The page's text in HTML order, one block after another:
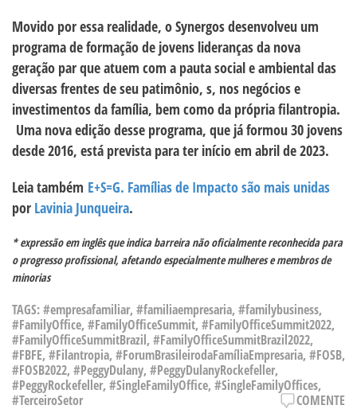
Movido por essa realidade, o Synergos desenvolveu um
programa de formação de jovens lideranças da nova
geração par que atuem com a pauta social e ambiental das
diversas frentes de seu patimônio, s, nos negócios e
investimentos da família, bem como da própria filantropia.
Uma nova edição desse programa, que já formou 30 jovens
desde 2016, está prevista para ter início em abril de 2023.
Leia também E+S=G. Famílias de Impacto são mais unidas
por Lavinia Junqueira.
* expressão em inglês que indica barreira não oficialmente reconhecida para
o progresso profissional, afetando especialmente mulheres e membros de
minorias
TAGS:#empresafamiliar,#familiaempresaria,#familybusiness,
#FamilyOffice,#FamilyOfficeSummit,#FamilyOfficeSummit2022,
#FamilyOfficeSummitBrazil,#FamilyOfficeSummitBrazil2022,
#FBFE,#Filantropia,#ForumBrasileirodaFamíliaEmpresaria,#FOSB,
#FOSB2022,#PeggyDulany,#PeggyDulanyRockefeller,
#PeggyRockefeller,#SingleFamilyOffice,#SingleFamilyOffices,
#TerceiroSetor
COMENTE